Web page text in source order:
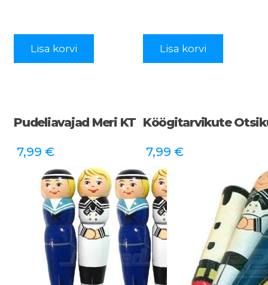
Lisa korvi Lisa korvi
Pudeliavajad Meri KT
7,99 €
Köögitarvikute
7,99 €